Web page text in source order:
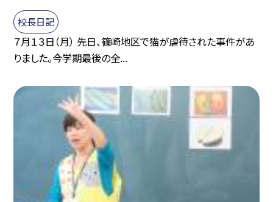
校長日記
７月１３日（月） 先日、篠崎地区で猫が虐待された事件があ
りました。今学期最後の全...